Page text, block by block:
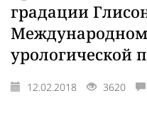
градации
урологической
12.02.2018 3620